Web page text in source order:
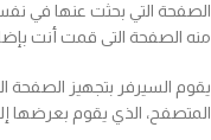
الصفحة التي بحثت عنها في
منه الصفحة التى قمت أنت
يقوم السيرفر بتجهيز الصفحة
المتصفح، الذي يقوم بعرضها